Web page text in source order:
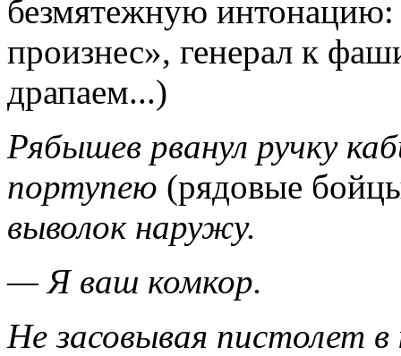
безмятежную
произнес», генерал к
драпаем...)
Рябышев рванул ручку
портупею (рядовые
выволок наружу.
— Я ваш комкор.
Не засовывая пистолет в